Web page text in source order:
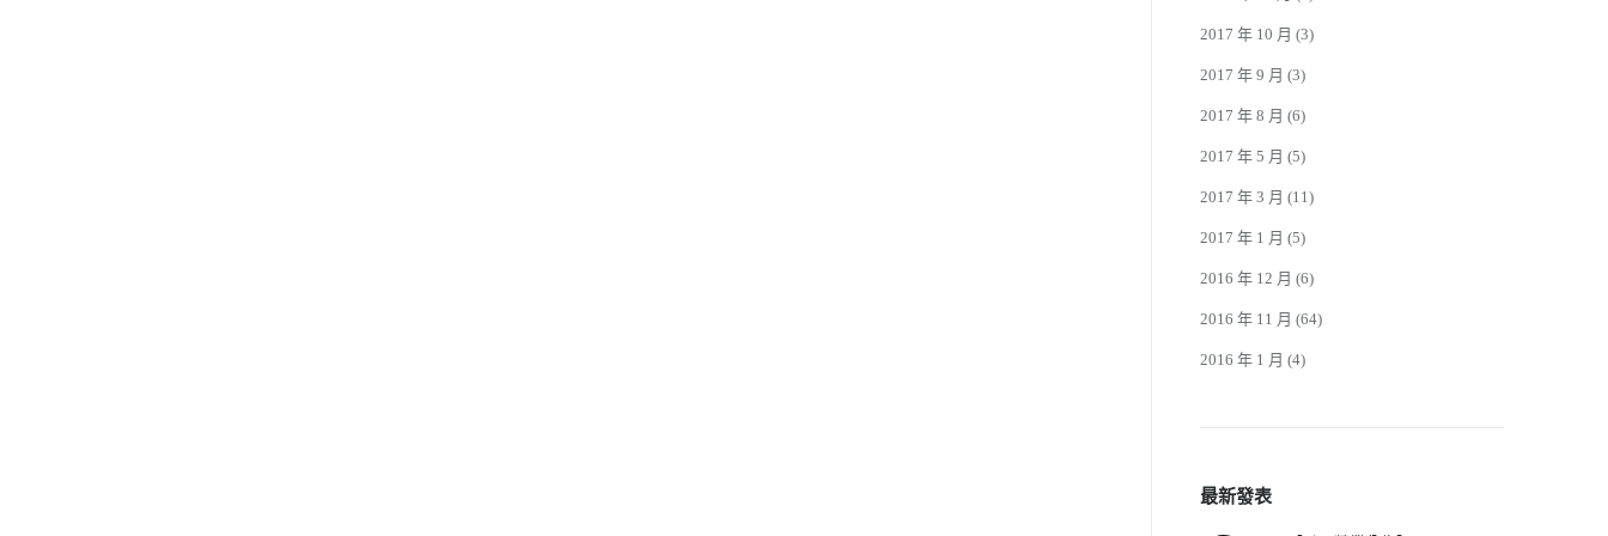
2017 年 10 月 (3)
2017 年 9 月 (3)
2017 年 8 月 (6)
2017 年 5 月 (5)
2017 年 3 月 (11)
2017 年 1 月 (5)
2016 年 12 月 (6)
2016 年 11 月 (64)
2016 年 1 月 (4)
最新發表